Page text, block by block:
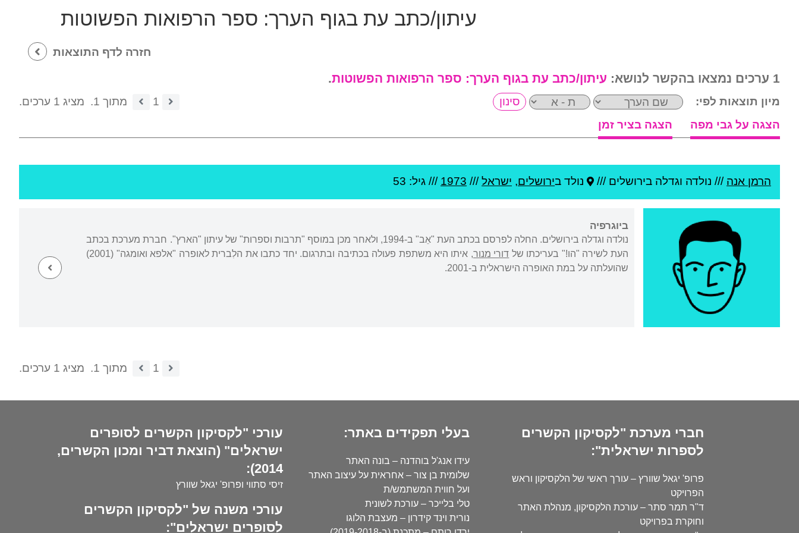
עיתון/כתב עת בגוף הערך: ספר הרפואות הפשוטות
חזרה לדף התוצאות
1 ערכים נמצאו בהקשר לנושא: עיתון/כתב עת בגוף הערך: ספר הרפואות הפשוטות.
מיון תוצאות לפי: 1 מתוך 1.
מציג 1 ערכים.
הצגה על גבי מפה
הצגה בציר זמן
הרמן אנה /// נולדה וגדלה בירושלים /// נולד בירושלים, ישראל///
1973 /// גיל: 53
ביוגרפיה
נולדה וגדלה בירושלים. החלה לפרסם בכתב העת "אֵב" ב-1994, ולאחר מכן במוסף "תרבות וספרות" של עיתון "הארץ". חברת מערכת בכתב
העת לשירה "הו!" בעריכתו של דורי מנור
, איתו היא משתפת פעולה בכתיבה ובתרגום. יחד כתבו את הלִברית לאופרה "אלפא ואומגה" (2001)
שהועלתה על במת האופרה הישראלית ב-2001.
1 מתוך 1. מציג 1 ערכים.
חברי מערכת "לקסיקון הקשרים
לספרות ישראלית":
פרופ' יגאל שוורץ – עורך ראשי של הלקסיקון וראש
הפרויקט
ד"ר תמר סתר – עורכת הלקסיקון, מנהלת האתר
וחוקרת בפרויקט
בעלי תפקידים באתר:
עידו אנג'ל בוהדנה – בונה האתר
שלומית בן צור – אחראית על עיצוב האתר
ועל חווית המשתמש/ת
טלי בלייכר – עורכת לשונית
נורית וינד קידרון – מעצבת הלוגו
עורכי "לקסיקון הקשרים לסופרים
ישראלים" (הוצאת דביר ומכון הקשרים,
2014):
זיסי סתווי ופרופ' יגאל שוורץ
עורכי משנה של "לקסיקון הקשרים
לסופרים ישראלים":